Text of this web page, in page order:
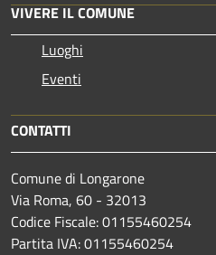
VIVERE IL COMUNE
Luoghi
Eventi
CONTATTI
Comune di Longarone
Via Roma, 60 - 32013
Codice Fiscale: 01155460254
Partita IVA: 01155460254